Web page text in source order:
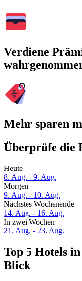
Verdiene
Mehr sparen
Überprüfe die
Heute
8. Aug. - 9. Aug.
Morgen
9. Aug. - 10. Aug.
Nächstes Wochenende
14. Aug. - 16. Aug.
In zwei Wochen
21. Aug. - 23. Aug.
Top 5 Hotels
Blick